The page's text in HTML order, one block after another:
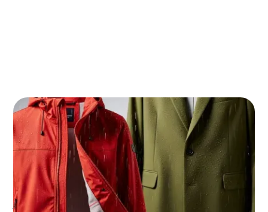
Een goede regenjas is essentieel voor het
Nederlandse klimaat. Met zoveel keuzes kan het
lastig zijn om de juiste te vinden. Deze gids helpt je
stap voor stap naar de perfecte regenjas die past bij
jouw behoeften en budget.